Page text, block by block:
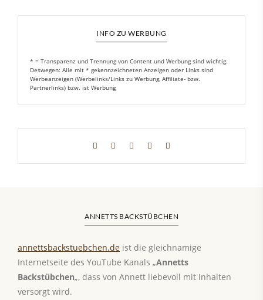
INFO ZU WERBUNG
* = Transparenz und Trennung von Content und Werbung sind wichtig.
Deswegen: Alle mit * gekennzeichneten Anzeigen oder Links sind
Werbeanzeigen (Werbelinks/Links zu Werbung, Affiliate- bzw.
Partnerlinks) bzw. ist Werbung
ANNETTS BACKSTÜBCHEN
annettsbackstuebchen.de ist die gleichnamige
Internetseite des YouTube Kanals „Annetts
Backstübchen„, dass von Annett liebevoll mit Inhalten
versorgt wird.